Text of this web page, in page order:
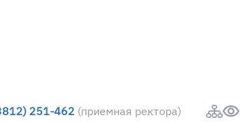
251-462 (приемная ректора)